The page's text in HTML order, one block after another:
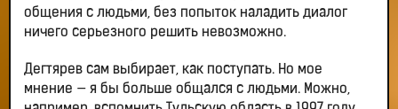
общения с людьми, без попыток наладить диалог
ничего серьезного решить невозможно.
Дегтярев сам выбирает, как поступать. Но мое
мнение — я бы больше общался с людьми. Можно,